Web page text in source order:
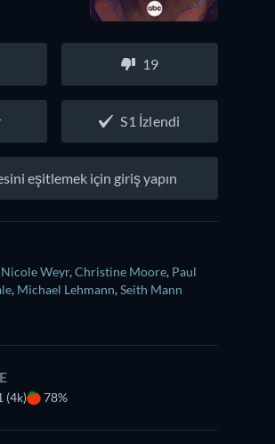
19
S1 İzlendi
eşitlemek için giriş yapın
Nicole Weyr,Christine Moore, Paul
, Michael Lehmann,Seith Mann
(4k) 78%